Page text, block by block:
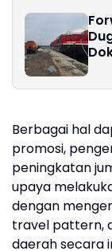
PT
Berbagai hal
promosi,
peningkatan
upaya
dengan
travel pattern,
daerah secara